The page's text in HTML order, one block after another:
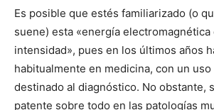
Es posible que estés familiarizado (o
suene) esta «energía electromagnética
intensidad», pues en los últimos años
habitualmente en medicina, con un
destinado al diagnóstico. No obstante,
patente sobre todo en las patologías